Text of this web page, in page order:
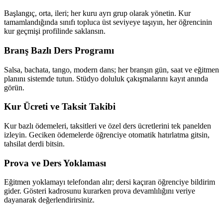
Başlangıç, orta, ileri; her kuru ayrı grup olarak yönetin. Kur
tamamlandığında sınıfı topluca üst seviyeye taşıyın, her öğrencinin
kur geçmişi profilinde saklansın.
Branş Bazlı Ders Programı
Salsa, bachata, tango, modern dans; her branşın gün, saat ve eğitmen
planını sistemde tutun. Stüdyo doluluk çakışmalarını kayıt anında
görün.
Kur Ücreti ve Taksit Takibi
Kur bazlı ödemeleri, taksitleri ve özel ders ücretlerini tek panelden
izleyin. Geciken ödemelerde öğrenciye otomatik hatırlatma gitsin,
tahsilat derdi bitsin.
Prova ve Ders Yoklaması
Eğitmen yoklamayı telefondan alır; dersi kaçıran öğrenciye bildirim
gider. Gösteri kadrosunu kurarken prova devamlılığını veriye
dayanarak değerlendirirsiniz.